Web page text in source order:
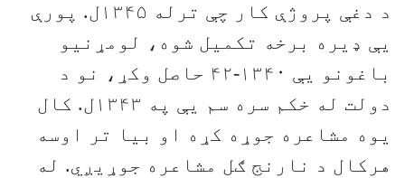
د دغې پروژې کار چې ترله ۱۳۴۵ل. پورې
یې ډیره برخه تکمیل شوه، لومړنیو
باغونو یې ۱۳۴۰-۴۲ حاصل وکړ، نو د
دولت له خکم سره سم یې په ۱۳۴۳ل. کال
یوه مشاعره جوړه کړه او بیا تر اوسه
هرکال د نارنج ګل مشاعره جوړیږي. له